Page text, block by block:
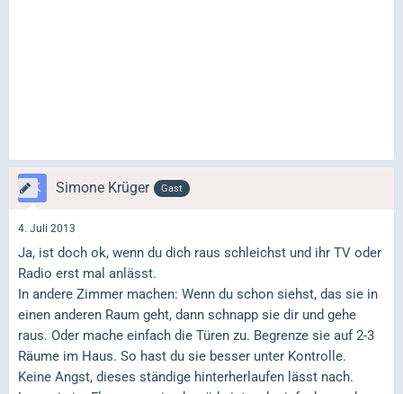
Simone Krüger Gast
4. Juli 2013
Ja, ist doch ok, wenn du dich raus schleichst und ihr TV oder
Radio erst mal anlässt.
In andere Zimmer machen: Wenn du schon siehst, das sie in
einen anderen Raum geht, dann schnapp sie dir und gehe
raus. Oder mache einfach die Türen zu. Begrenze sie auf 2-3
Räume im Haus. So hast du sie besser unter Kontrolle.
Keine Angst, dieses ständige hinterherlaufen lässt nach.